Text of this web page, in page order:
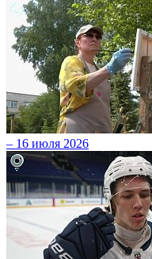
– 16 июля 2026